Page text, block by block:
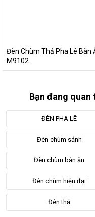
không gian đơn điệu trở
Đèn Chùm Thả Pha Lê Bàn
M9102
Bạn đang quan
ĐÈN PHA LÊ
Đèn chùm sảnh
Đèn chùm bàn ăn
Đèn chùm hiện đại
Đèn thả